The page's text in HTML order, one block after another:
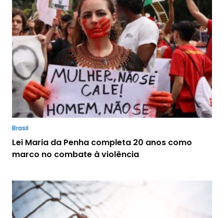
Brasil
Lei Maria da Penha completa 20 anos como
marco no combate à violência